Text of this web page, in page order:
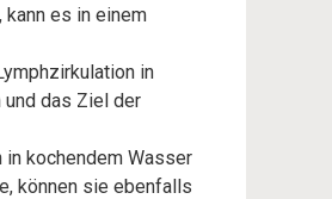
kann es in einem
in
das Ziel der
in kochendem Wasser
können sie ebenfalls